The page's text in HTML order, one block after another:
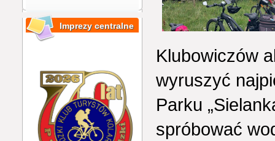
Imprezy centralne
Klubowiczów
wyruszyć
Parku
spróbować